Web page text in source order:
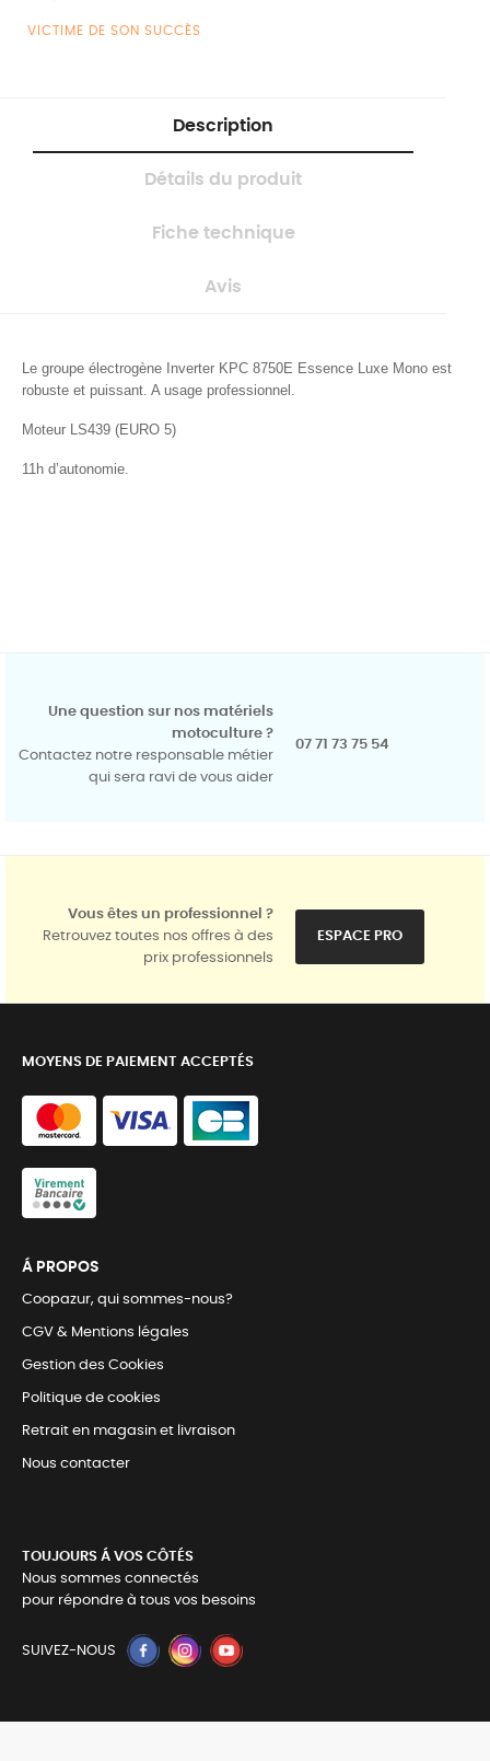
VICTIME DE SON SUCCÈS
Description
Détails du produit
Fiche technique
Avis
Le groupe électrogène Inverter KPC 8750E Essence Luxe Mono est
robuste et puissant. A usage professionnel.
Moteur LS439 (EURO 5)
11h d’autonomie.
Une question sur nos matériels
motoculture ?
Contactez notre responsable métier
qui sera ravi de vous aider
07 71 73 75 54
Vous êtes un professionnel ?
Retrouvez toutes nos offres à des
prix professionnels
ESPACE PRO
MOYENS DE PAIEMENT ACCEPTÉS
Á PROPOS
Coopazur, qui sommes-nous?
CGV & Mentions légales
Gestion des Cookies
Politique de cookies
Retrait en magasin et livraison
Nous contacter
TOUJOURS Á VOS CÔTÉS
Nous sommes connectés
pour répondre à tous vos besoins
SUIVEZ-NOUS